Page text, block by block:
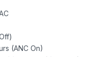
(ANC On)